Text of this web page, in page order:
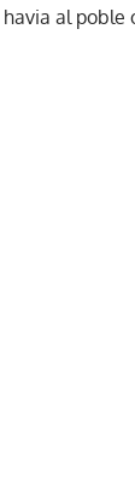
al poble